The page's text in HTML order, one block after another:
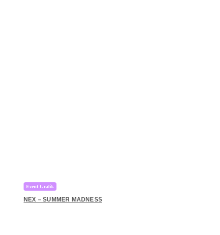
Event Grafik
NEX – SUMMER MADNESS